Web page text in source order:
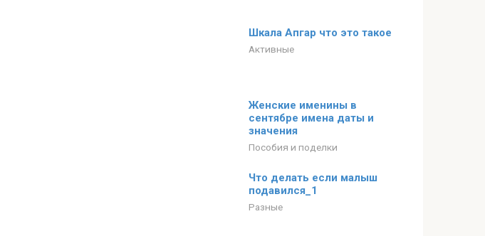
Шкала Апгар что это такое
Активные
Женские именины в
сентябре имена даты и
значения
Пособия и поделки
Что делать если малыш
подавился_1
Разные